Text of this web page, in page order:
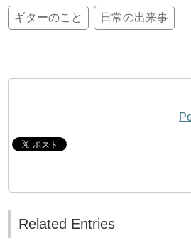
ギターのこと 日常の出来事
Related Entries